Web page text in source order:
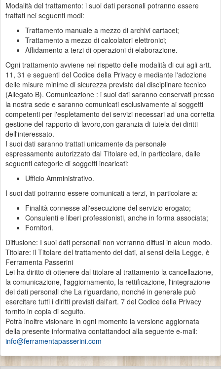
Modalità del trattamento: i suoi dati personali potranno essere
trattati nei seguenti modi:
Trattamento manuale a mezzo di archivi cartacei;
Trattamento a mezzo di calcolatori elettronici;
Affidamento a terzi di operazioni di elaborazione.
Ogni trattamento avviene nel rispetto delle modalità di cui agli artt.
11, 31 e seguenti del Codice della Privacy e mediante l'adozione
delle misure minime di sicurezza previste dal disciplinare tecnico
(Allegato B). Comunicazione : i suoi dati saranno conservati presso
la nostra sede e saranno comunicati esclusivamente ai soggetti
competenti per l'espletamento dei servizi necessari ad una corretta
gestione del rapporto di lavoro,con garanzia di tutela dei diritti
dell'interessato.
I suoi dati saranno trattati unicamente da personale
espressamente autorizzato dal Titolare ed, in particolare, dalle
seguenti categorie di soggetti incaricati:
Ufficio Amministrativo.
I suoi dati potranno essere comunicati a terzi, in particolare a:
Finalità connesse all'esecuzione del servizio erogato;
Consulenti e liberi professionisti, anche in forma associata;
Fornitori.
Diffusione: I suoi dati personali non verranno diffusi in alcun modo.
Titolare: il Titolare del trattamento dei dati, ai sensi della Legge, è
Ferramenta Passerini
Lei ha diritto di ottenere dal titolare al trattamento la cancellazione,
la comunicazione, l'aggiornamento, la rettificazione, l'integrazione
dei dati personali che La riguardano, nonché in generale può
esercitare tutti i diritti previsti dall'art. 7 del Codice della Privacy
fornito in copia di seguito.
Potrà inoltre visionare in ogni momento la versione aggiornata
della presente informativa contattandoci alla seguente e-mail:
info@ferramentapasserini.com